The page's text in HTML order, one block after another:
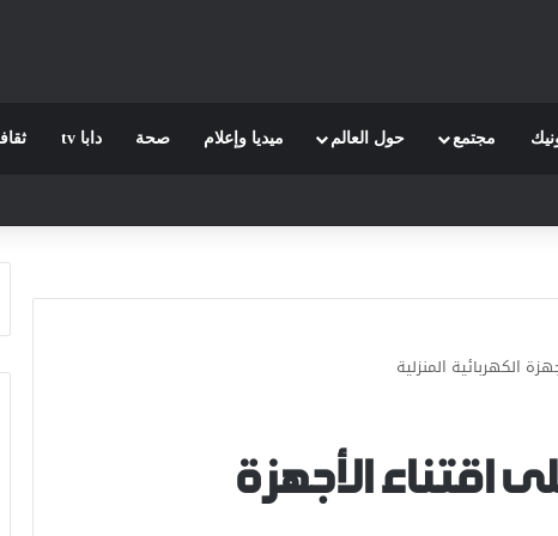
مجتمع حول العالم ميديا وإعلام صحة دابا tv
الكهربائية المنزلية
اقتناء الأجهزة